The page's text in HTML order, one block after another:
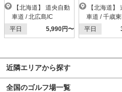
車道 / 北広島IC
平日
5,990円〜
車道 / 千歳
平日
近隣エリアから探す
全国のゴルフ場一覧